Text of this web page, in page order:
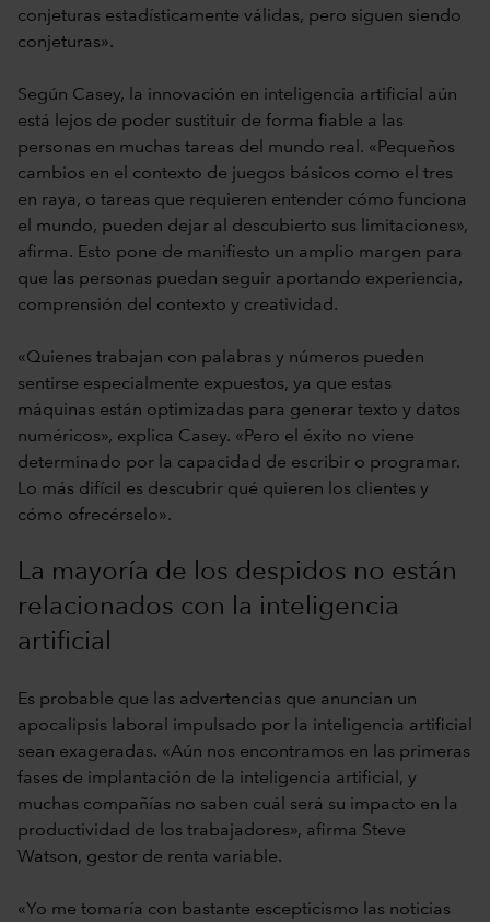
conjeturas estadísticamente válidas, pero siguen siendo
conjeturas».
Según Casey, la innovación en inteligencia artificial aún
está lejos de poder sustituir de forma fiable a las
personas en muchas tareas del mundo real. «Pequeños
cambios en el contexto de juegos básicos como el tres
en raya, o tareas que requieren entender cómo funciona
el mundo, pueden dejar al descubierto sus limitaciones»,
afirma. Esto pone de manifiesto un amplio margen para
que las personas puedan seguir aportando experiencia,
comprensión del contexto y creatividad.
«Quienes trabajan con palabras y números pueden
sentirse especialmente expuestos, ya que estas
máquinas están optimizadas para generar texto y datos
numéricos», explica Casey. «Pero el éxito no viene
determinado por la capacidad de escribir o programar.
Lo más difícil es descubrir qué quieren los clientes y
cómo ofrecérselo».
La mayoría de los despidos no están
relacionados con la inteligencia
artificial
Es probable que las advertencias que anuncian un
apocalipsis laboral impulsado por la inteligencia artificial
sean exageradas. «Aún nos encontramos en las primeras
fases de implantación de la inteligencia artificial, y
muchas compañías no saben cuál será su impacto en la
productividad de los trabajadores», afirma Steve
Watson, gestor de renta variable.
«Yo me tomaría con bastante escepticismo las noticias